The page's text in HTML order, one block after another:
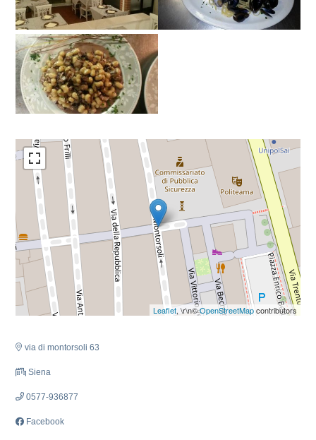
Leaflet, \r\n©OpenStreetMapcontributors
via di montorsoli 63
Siena
0577-936877
Facebook